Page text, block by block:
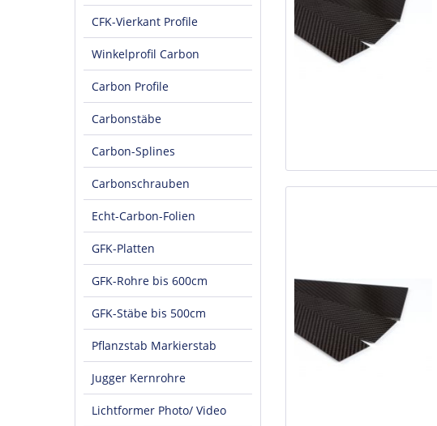
CFK-Vierkant Profile
Winkelprofil Carbon
Carbon Profile
Carbonstäbe
Carbon-Splines
Carbonschrauben
Echt-Carbon-Folien
GFK-Platten
GFK-Rohre bis 600cm
GFK-Stäbe bis 500cm
Pflanzstab Markierstab
Jugger Kernrohre
Lichtformer Photo/ Video